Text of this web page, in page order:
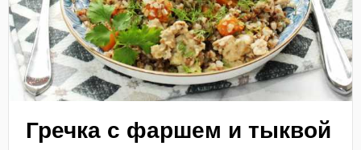
Гречка с фаршем и тыквой